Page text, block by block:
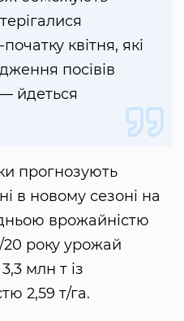
квітня, які
посівів
йдеться
прогнозують
в новому сезоні на
врожайністю
20 року урожай
млн т із
2,59 т/га.